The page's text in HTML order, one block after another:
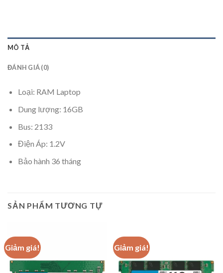
MÔ TẢ
ĐÁNH GIÁ (0)
Loại: RAM Laptop
Dung lượng: 16GB
Bus: 2133
Điện Áp: 1.2V
Bảo hành 36 tháng
SẢN PHẨM TƯƠNG TỰ
Giảm giá! Giảm giá!